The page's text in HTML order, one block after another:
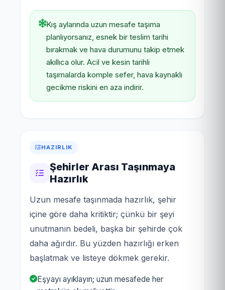
Kış aylarında uzun mesafe taşıma
planlıyorsanız, esnek bir teslim tarihi
bırakmak ve hava durumunu takip etmek
akıllıca olur. Acil ve kesin tarihli
taşımalarda komple sefer, hava kaynaklı
gecikme riskini en aza indirir.
HAZIRLIK
Şehirler Arası Taşınmaya
Hazırlık
Uzun mesafe taşınmada hazırlık, şehir
içine göre daha kritiktir; çünkü bir şeyi
unutmanın bedeli, başka bir şehirde çok
daha ağırdır. Bu yüzden hazırlığı erken
başlatmak ve listeye dökmek gerekir.
Eşyayı ayıklayın; uzun mesafede her